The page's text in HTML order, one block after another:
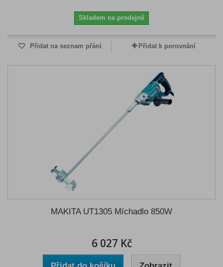
Skladem na prodejně
Přidat na seznam přání Přidat k porovnání
MAKITA UT1305 Míchadlo 850W
6 027 Kč